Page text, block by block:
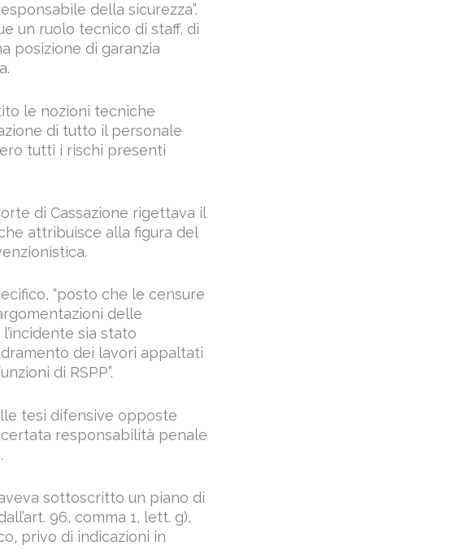
della sicurezza”.
un ruolo tecnico di staff, di
posizione di garanzia
le nozioni tecniche
di tutto il personale
tutti i rischi presenti
di Cassazione rigettava il
attribuisce alla figura del
“posto che le censure
delle
sia stato
dei lavori appaltati
di RSPP”.
tesi difensive opposte
responsabilità penale
sottoscritto un piano di
96, comma 1, lett. g),
privo di indicazioni in